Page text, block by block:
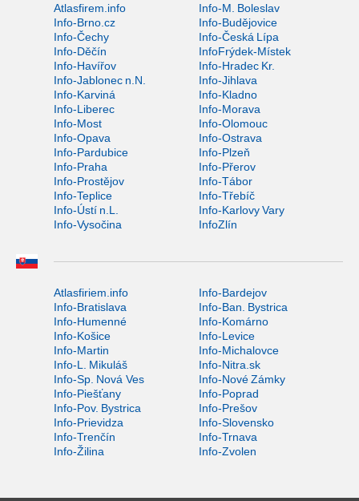
Atlasfirem.info
Info-M. Boleslav
Info-Brno.cz
Info-Budějovice
Info-Čechy
Info-Česká Lípa
Info-Děčín
InfoFrýdek-Místek
Info-Havířov
Info-Hradec Kr.
Info-Jablonec n.N.
Info-Jihlava
Info-Karviná
Info-Kladno
Info-Liberec
Info-Morava
Info-Most
Info-Olomouc
Info-Opava
Info-Ostrava
Info-Pardubice
Info-Plzeň
Info-Praha
Info-Přerov
Info-Prostějov
Info-Tábor
Info-Teplice
Info-Třebíč
Info-Ústí n.L.
Info-Karlovy Vary
Info-Vysočina
InfoZlín
Atlasfiriem.info
Info-Bardejov
Info-Bratislava
Info-Ban. Bystrica
Info-Humenné
Info-Komárno
Info-Košice
Info-Levice
Info-Martin
Info-Michalovce
Info-L. Mikuláš
Info-Nitra.sk
Info-Sp. Nová Ves
Info-Nové Zámky
Info-Piešťany
Info-Poprad
Info-Pov. Bystrica
Info-Prešov
Info-Prievidza
Info-Slovensko
Info-Trenčín
Info-Trnava
Info-Žilina
Info-Zvolen